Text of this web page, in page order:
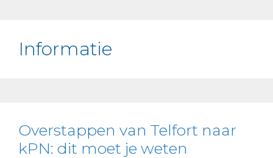
Informatie
Overstappen van Telfort naar
kPN: dit moet je weten